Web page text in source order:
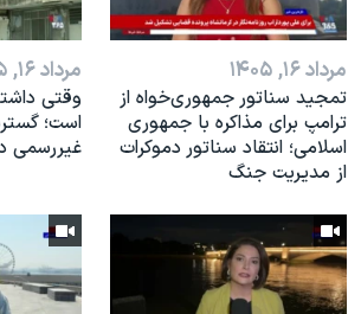
مرداد ۱۶, ۱۴۰۵
تمجید سناتور جمهوری‌خواه از
ترامپ برای مذاکره با جمهوری
اسلامی؛ انتقاد سناتور دموکرات
از مدیریت جنگ
مرداد ۱۶, ۱۴۰۵
وقتی
است؛
غیررسمی